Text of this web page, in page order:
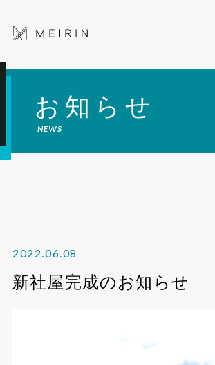
お知らせ
NEWS
2022.06.08
新社屋完成のお知らせ